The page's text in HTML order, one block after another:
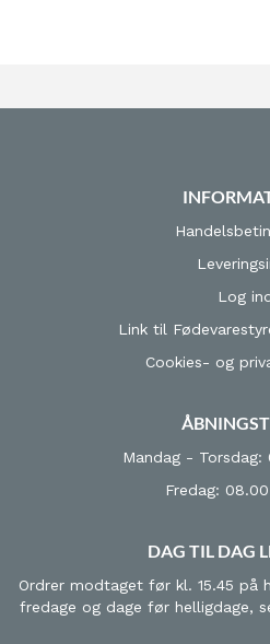
Log
Link til
Cookies- og
Mandag - Torsdag:
Fredag:
DAG TIL DAG
Ordrer modtaget før kl. 15.45 på
fredage og dage før helligdage,